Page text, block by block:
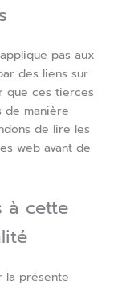
pas aux
des liens sur
que ces tierces
de manière
de lire les
web avant de
à cette
la présente